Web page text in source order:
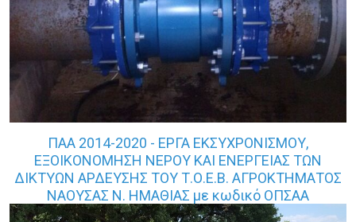
«Ψηφιακό Βήμα» του Ε.Π. Ανταγωνιστικότητα,
Επιχειρηματικότητα και Καινοτομία (ΕΠΑνΕΚ),
ΕΣΠΑ 2014 – 2020
ΠΑΑ 2014-2020 - ΕΡΓΑ ΕΚΣΥΧΡΟΝΙΣΜΟΥ,
ΕΞΟΙΚΟΝΟΜΗΣΗ ΝΕΡΟΥ ΚΑΙ ΕΝΕΡΓΕΙΑΣ ΤΩΝ
ΔΙΚΤΥΩΝ ΑΡΔΕΥΣΗΣ ΤΟΥ Τ.Ο.Ε.Β. ΑΓΡΟΚΤΗΜΑΤΟΣ
ΝΑΟΥΣΑΣ Ν. ΗΜΑΘΙΑΣ με κωδικό ΟΠΣΑΑ
0011345244